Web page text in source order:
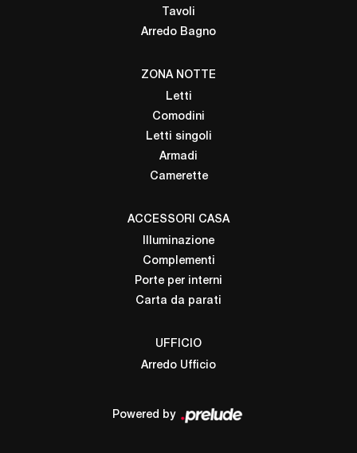
Tavoli
Arredo Bagno
ZONA NOTTE
Letti
Comodini
Letti singoli
Armadi
Camerette
ACCESSORI CASA
Illuminazione
Complementi
Porte per interni
Carta da parati
UFFICIO
Arredo Ufficio
Powered by